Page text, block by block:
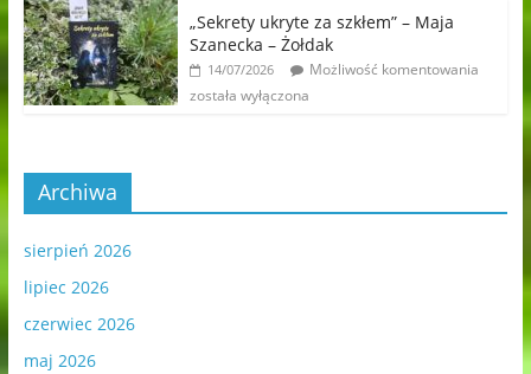
„Sekrety ukryte za szkłem” – Maja
Szanecka – Żołdak
14/07/2026
Możliwość komentowania
została wyłączona
Archiwa
sierpień 2026
lipiec 2026
czerwiec 2026
maj 2026